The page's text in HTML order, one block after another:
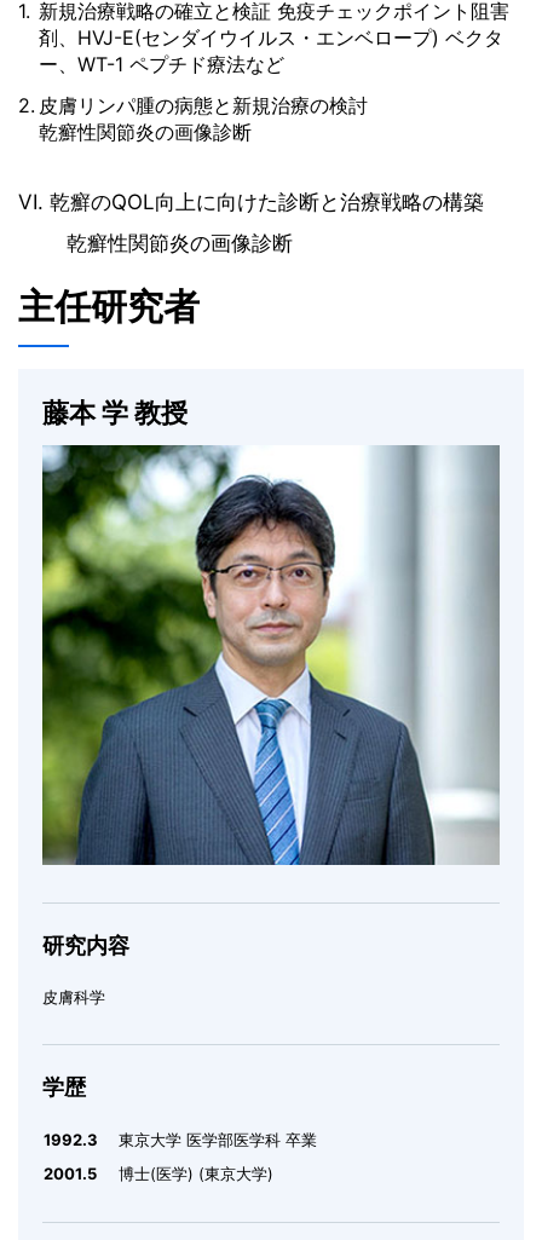
新規治療戦略の確立と検証 免疫チェックポイント阻害
剤、HVJ-E(センダイウイルス・エンベロープ) ベクタ
ー、WT-1 ペプチド療法など
皮膚リンパ腫の病態と新規治療の検討
乾癬性関節炎の画像診断
VI. 乾癬のQOL向上に向けた診断と治療戦略の構築
乾癬性関節炎の画像診断
主任研究者
藤本 学 教授
研究内容
皮膚科学
学歴
1992.3
東京大学 医学部医学科 卒業
2001.5
博士(医学) (東京大学)